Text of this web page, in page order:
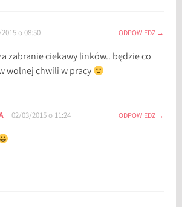
o 08:50 ODPOWIEDZ
zabranie ciekawy linków.. będzie co
wolnej chwili w pracy
02/03/2015 o 11:24 ODPOWIEDZ